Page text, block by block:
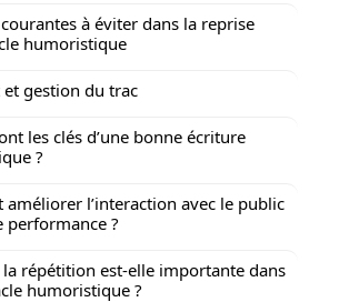
à éviter dans la reprise
humoristique
et gestion du trac
les clés d’une bonne écriture
?
améliorer l’interaction avec le public
performance ?
répétition est-elle importante dans
humoristique ?